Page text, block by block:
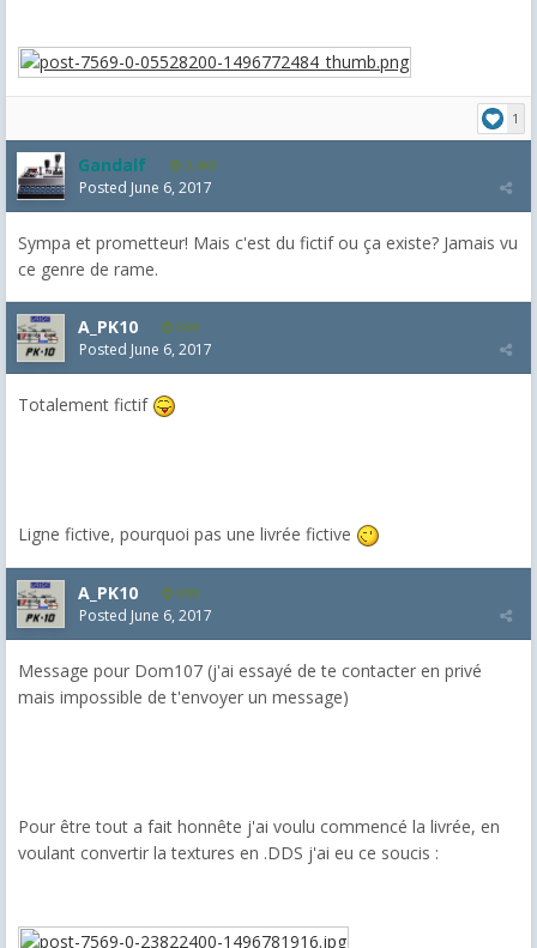
1
Gandalf 2,463
Posted June 6, 2017
Sympa et prometteur! Mais c'est du fictif ou ça existe? Jamais vu
ce genre de rame.
A_PK10 509
Posted June 6, 2017
Totalement fictif
Ligne fictive, pourquoi pas une livrée fictive
A_PK10 509
Posted June 6, 2017
Message pour Dom107 (j'ai essayé de te contacter en privé
mais impossible de t'envoyer un message)
Pour être tout a fait honnête j'ai voulu commencé la livrée, en
voulant convertir la textures en .DDS j'ai eu ce soucis :